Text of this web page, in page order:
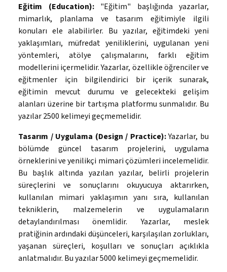
Eğitim (Education):"Eğitim" başlığında yazarlar,
mimarlık, planlama ve tasarım eğitimiyle ilgili
konuları ele alabilirler. Bu yazılar, eğitimdeki yeni
yaklaşımları, müfredat yeniliklerini, uygulanan yeni
yöntemleri, atölye çalışmalarını, farklı eğitim
modellerini içermelidir. Yazarlar, özellikle öğrenciler ve
eğitmenler için bilgilendirici bir içerik sunarak,
eğitimin mevcut durumu ve gelecekteki gelişim
alanları üzerine bir tartışma platformu sunmalıdır. Bu
yazılar 2500 kelimeyi geçmemelidir.
Tasarım / Uygulama (Design / Practice):Yazarlar, bu
bölümde güncel tasarım projelerini, uygulama
örneklerini ve yenilikçi mimari çözümleri incelemelidir.
Bu başlık altında yazılan yazılar, belirli projelerin
süreçlerini ve sonuçlarını okuyucuya aktarırken,
kullanılan mimari yaklaşımın yanı sıra, kullanılan
tekniklerin, malzemelerin ve uygulamaların
detaylandırılması önemlidir. Yazarlar, meslek
pratiğinin ardındaki düşünceleri, karşılaşılan zorlukları,
yaşanan süreçleri, koşulları ve sonuçları açıklıkla
anlatmalıdır. Bu yazılar 5000 kelimeyi geçmemelidir.